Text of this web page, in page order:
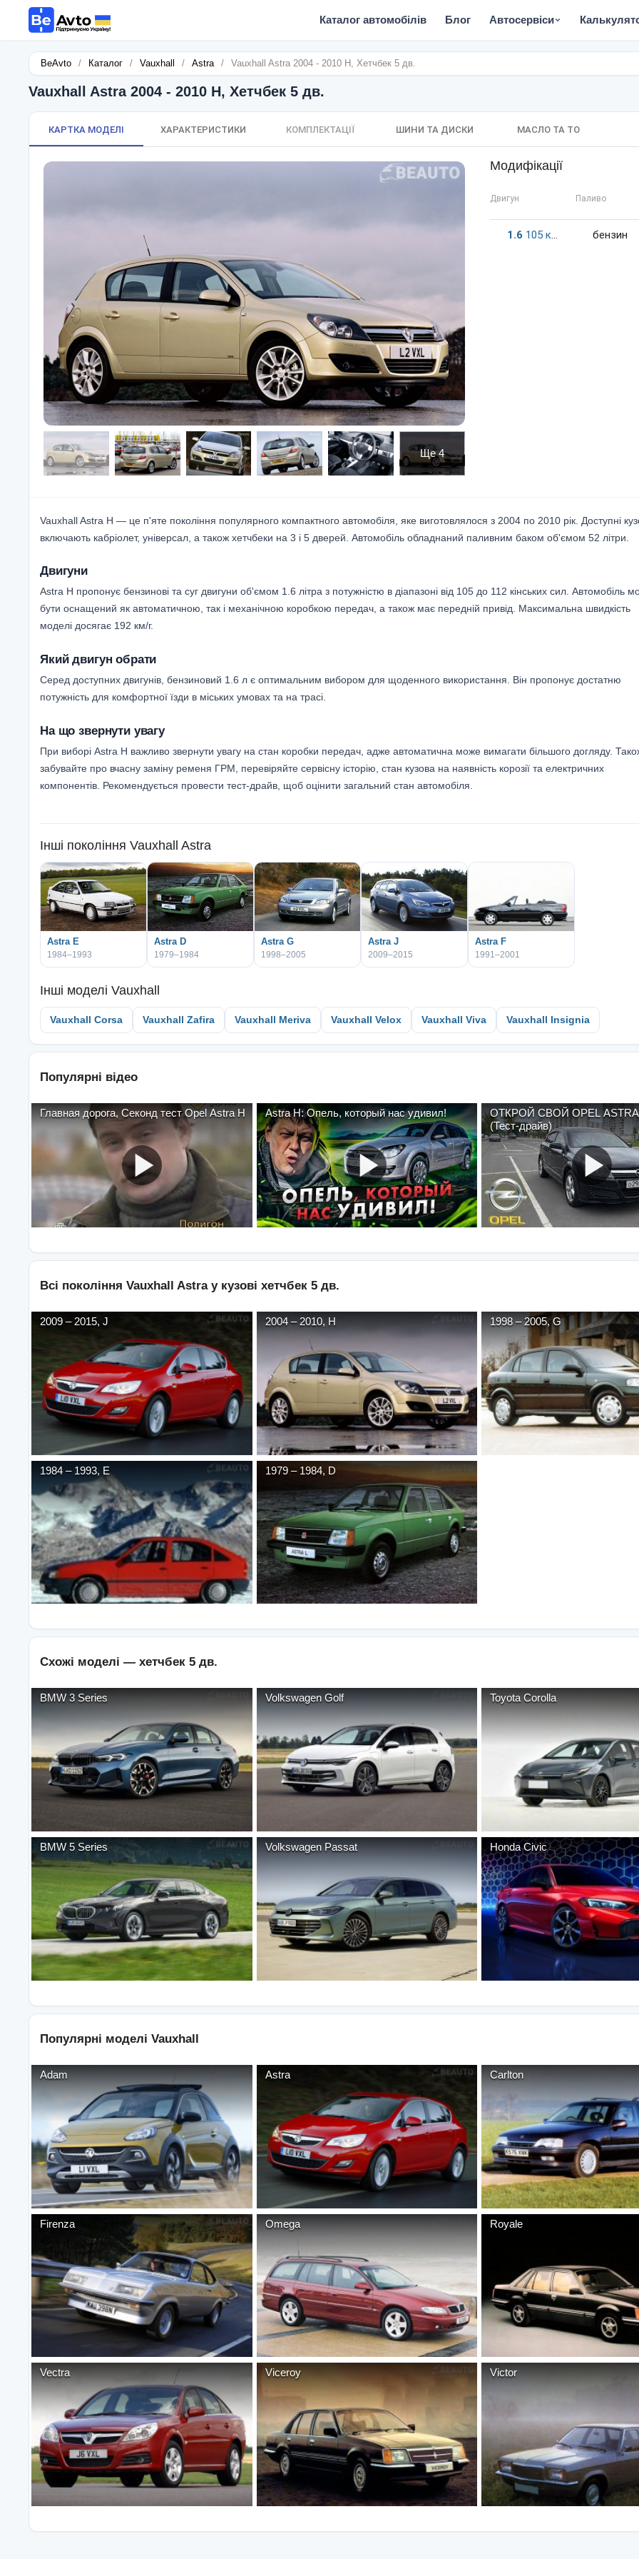
Каталог автомобілів Блог Автосервіси
BeAvto / Каталог / Vauxhall / Astra / Vauxhall Astra 2004 - 2010 H, Хетчбек 5 дв.
Vauxhall Astra 2004 - 2010 H, Хетчбек 5 дв.
КАРТКА МОДЕЛІ ХАРАКТЕРИСТИКИ КОМПЛЕКТАЦІЇ ШИНИ ТА ДИСКИ МАСЛО ТА ТО
Ще 4
Модифікації
Двигун Паливо
1.6 105 к.c. бензин
Vauxhall Astra H — це п'яте покоління популярного компактного автомобіля, яке виготовлялося з 2004 по 2010 рік. Доступні
включають кабріолет, універсал, а також хетчбеки на 3 і 5 дверей. Автомобіль обладнаний паливним баком об'ємом 52 літри.
Двигуни
Astra H пропонує бензинові та суг двигуни об'ємом 1.6 літра з потужністю в діапазоні від 105 до 112 кінських сил. Автомобіль
бути оснащений як автоматичною, так і механічною коробкою передач, а також має передній привід. Максимальна швидкість
моделі досягає 192 км/г.
Який двигун обрати
Серед доступних двигунів, бензиновий 1.6 л є оптимальним вибором для щоденного використання. Він пропонує достатню
потужність для комфортної їзди в міських умовах та на трасі.
На що звернути увагу
При виборі Astra H важливо звернути увагу на стан коробки передач, адже автоматична може вимагати більшого догляду.
забувайте про вчасну заміну ременя ГРМ, перевіряйте сервісну історію, стан кузова на наявність корозії та електричних
компонентів. Рекомендується провести тест-драйв, щоб оцінити загальний стан автомобіля.
Інші покоління Vauxhall Astra
Astra E
1984–1993
Astra D
1979–1984
Astra G
1998–2005
Astra J
2009–2015
Astra F
1991–2001
Інші моделі Vauxhall
Vauxhall Corsa Vauxhall Zafira Vauxhall Meriva Vauxhall Velox Vauxhall Viva Vauxhall Insignia
Популярні відео
Главная дорога, Секонд тест Opel Astra H Astra H: Опель, который нас удивил!
ОТКРОЙ СВОЙ OPEL ASTRA
(Тест-драйв)
Всі покоління Vauxhall Astra у кузові хетчбек 5 дв.
2009 – 2015, J 2004– 2010, H 1998 –2005,G
1984 – 1993, E 1979– 1984, D
Схожі моделі — хетчбек 5 дв.
BMW 3 Series Volkswagen Golf Toyota Corolla
BMW 5 Series Volkswagen Passat Honda Civic
Популярні моделі Vauxhall
Adam Astra Carlton
Firenza Omega Royale
Vectra Viceroy Victor